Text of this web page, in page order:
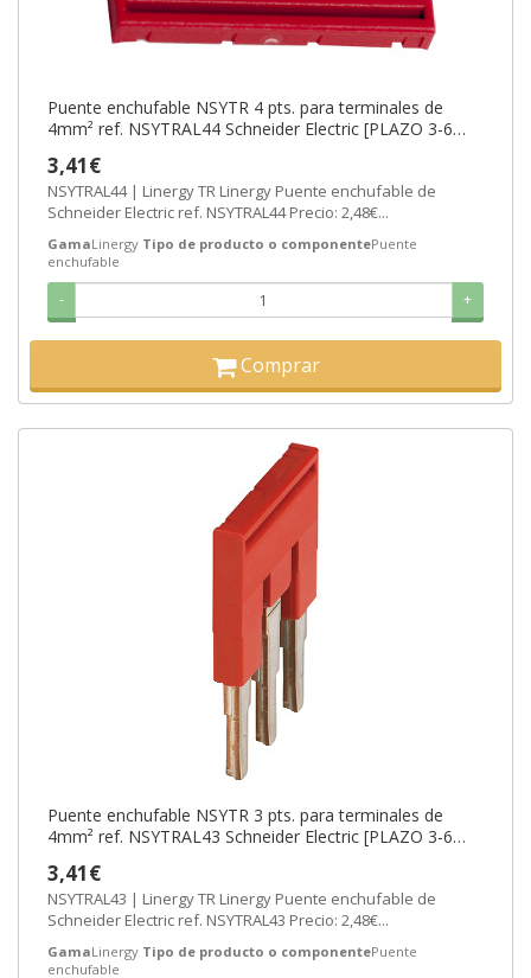
Puente enchufable NSYTR 4 pts. para terminales de
4mm² ref. NSYTRAL44 Schneider Electric [PLAZO 3-6
3,41€
NSYTRAL44 | Linergy TR Linergy Puente enchufable de
Schneider Electric ref. NSYTRAL44 Precio: 2,48€...
GamaLinergy Tipo de producto o componentePuente
enchufable
- +
Comprar
Puente enchufable NSYTR 3 pts. para terminales de
4mm² ref. NSYTRAL43 Schneider Electric [PLAZO 3-6
3,41€
NSYTRAL43 | Linergy TR Linergy Puente enchufable de
Schneider Electric ref. NSYTRAL43 Precio: 2,48€...
GamaLinergy Tipo de producto o componentePuente
enchufable